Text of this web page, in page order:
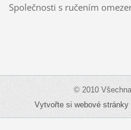
Společnosti s ručením
© 2010
Vytvořte si webové stránky